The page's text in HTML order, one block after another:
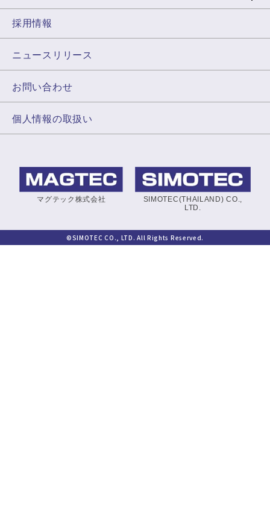
採用情報
ニュースリリース
お問い合わせ
個人情報の取扱い
マグテック株式会社
SIMOTEC(THAILAND) CO.,
LTD.
©SIMOTEC CO., LTD. All Rights Reserved.